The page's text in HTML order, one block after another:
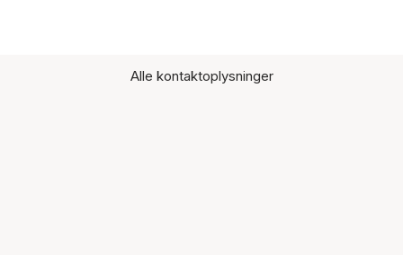
Alle kontaktoplysninger